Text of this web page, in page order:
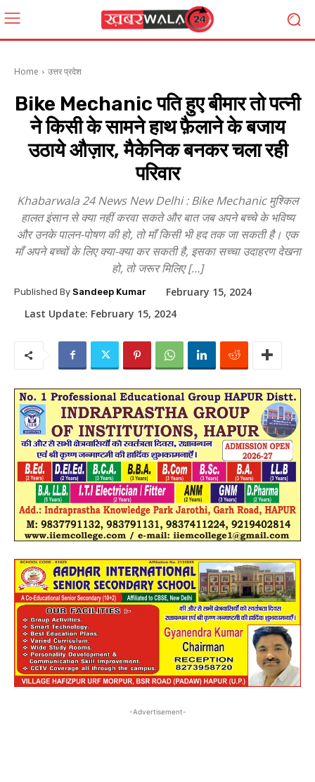
Home उत्तर प्रदेश
Bike Mechanic पति हुए बीमार तो पत्नी
ने किसी के सामने हाथ फ़ैलाने के बजाय
उठाये औज़ार, मैकेनिक बनकर चला रही
परिवार
Khabarwala 24 News New Delhi : Bike Mechanic मुश्किल
हालत इंसान से क्या नहीं करवा सकते और बात जब अपने बच्चे के भविष्य
और उनके पालन-पोषण की हो, तो माँ किसी भी हद तक जा सकती है। एक
माँ अपने बच्चों के लिए क्या-क्या कर सकती है, इसका सच्चा उदाहरण देखना
हो, तो जरूर मिलिए […]
Published By Sandeep Kumar
February 15, 2024
Last Update: February 15, 2024
-Advertisement-